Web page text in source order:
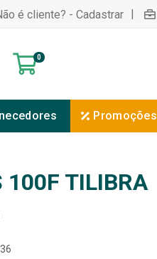
é cliente? - Cadastrar |
0
Promoções
100F TILIBRA